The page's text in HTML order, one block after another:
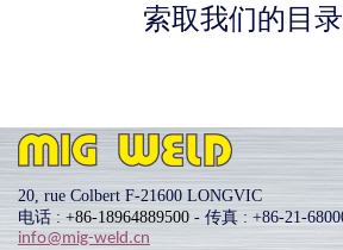
索取我们的目录
20, rue Colbert F-21600 LONGVIC
电话 : +86-18964889500 - 传真 : +86-21-
info@mig-weld.cn